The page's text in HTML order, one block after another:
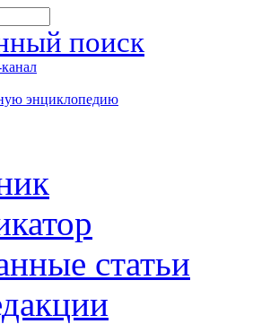
поиск
энциклопедию
статьи